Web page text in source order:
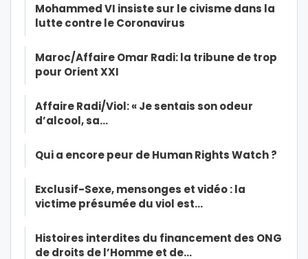
Mohammed VI insiste sur le civisme dans la
lutte contre le Coronavirus
Maroc/Affaire Omar Radi: la tribune de trop
pour Orient XXI
Affaire Radi/Viol: « Je sentais son odeur
d’alcool, sa…
Qui a encore peur de Human Rights Watch ?
Exclusif-Sexe, mensonges et vidéo : la
victime présumée du viol est…
Histoires interdites du financement des ONG
de droits de l’Homme et de…